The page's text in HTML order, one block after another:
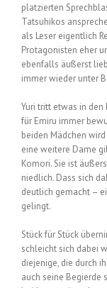
platzierten
Tatsuhikos
als Leser eigentlich
Protagonisten eher
ebenfalls äußerst
immer wieder unter
Yuri tritt etwas in den
für Emiru immer
beiden Mädchen
eine weitere Dame
Komori. Sie ist
niedlich. Dass sich
deutlich gemacht –
gelingt.
Stück für Stück
schleicht sich dabei
diejenige, die durch
auch seine Begierde